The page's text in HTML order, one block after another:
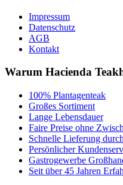
Impressum
Datenschutz
AGB
Kontakt
Warum Hacienda
100% Plantagenteak
Großes Sortiment
Lange Lebensdauer
Faire Preise ohne
Schnelle Lieferung
Persönlicher
Gastrogewerbe
Seit über 45 Jahren